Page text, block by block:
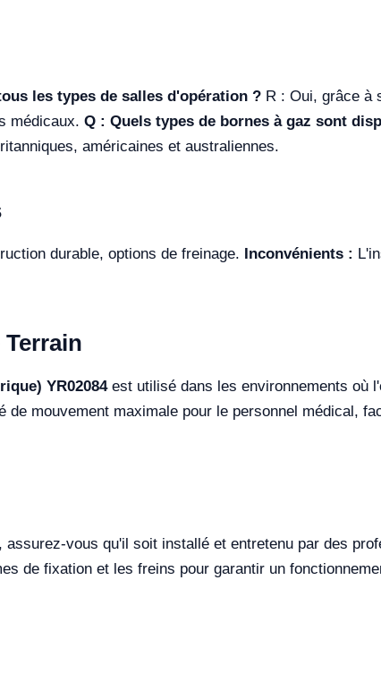
les types de salles d'opération ? R : Oui, grâce à
médicaux. Q : Quels types de bornes à gaz sont
américaines et australiennes.
durable, options de freinage. Inconvénients :
YR02084est utilisé dans les environnements où
de mouvement maximale pour le personnel médical,
vous qu'il soit installé et entretenu par des
de fixation et les freins pour garantir un